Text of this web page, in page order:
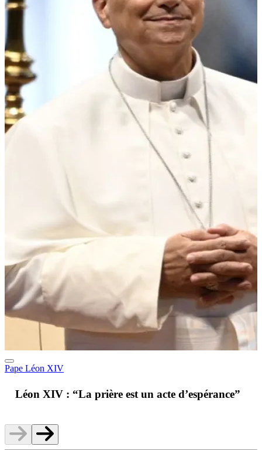
Pape Léon XIV
Léon XIV : “La prière est un acte d’espérance”